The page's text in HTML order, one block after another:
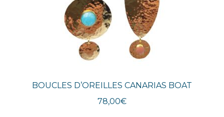
BOUCLES D’OREILLES CANARIAS BOAT
78,00€